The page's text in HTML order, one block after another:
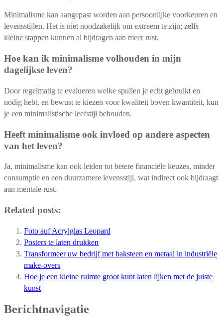
Minimalisme kan aangepast worden aan persoonlijke voorkeuren en
levensstijlen. Het is niet noodzakelijk om extreem te zijn; zelfs
kleine stappen kunnen al bijdragen aan meer rust.
Hoe kan ik minimalisme volhouden in mijn
dagelijkse leven?
Door regelmatig te evalueren welke spullen je echt gebruikt en
nodig hebt, en bewust te kiezen voor kwaliteit boven kwantiteit, kun
je een minimalistische leefstijl behouden.
Heeft minimalisme ook invloed op andere aspecten
van het leven?
Ja, minimalisme kan ook leiden tot betere financiële keuzes, minder
consumptie en een duurzamere levensstijl, wat indirect ook bijdraagt
aan mentale rust.
Related posts:
Foto auf Acrylglas Leopard
Posters te laten drukken
Transformeer uw bedrijf met baksteen en metaal in industriële
make-overs
Hoe je een kleine ruimte groot kunt laten lijken met de juiste
kunst
Berichtnavigatie